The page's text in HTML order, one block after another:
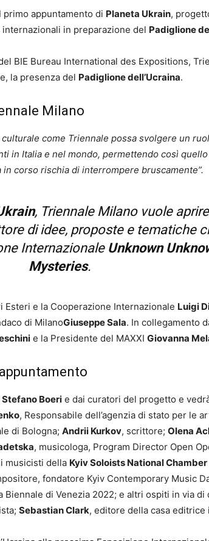
primo appuntamento di Planeta Ukrain,
in preparazione del Padiglione
BIE Bureau International des Expositions,
la presenza del Padiglione dell’Ucraina.
Milano
come Triennale possa svolgere un
in Italia e nel mondo, permettendo così
corso rischia di interrompere bruscamente”.
, Triennale Milano vuole
di idee, proposte e tematiche
Internazionale Unknown
Mysteries.
e la Cooperazione Internazionale Luigi
di MilanoGiuseppe Sala. In collegamento
e la Presidente del MAXXI Giovanna
Stefano Boeri e dai curatori del progetto e
, Responsabile dell’agenzia di stato per le
di Bologna; Andrii Kurkov, scrittore; Olena
, musicologa, Program Director Open
musicisti della Kyiv Soloists National
fondatore Kyiv Contemporary Music
di Venezia 2022; e altri ospiti in via
Sebastian Clark, editore della casa editrice